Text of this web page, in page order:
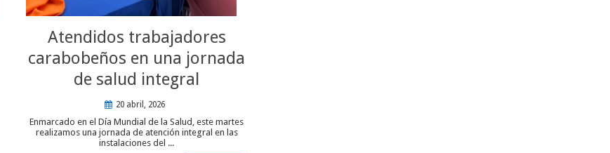
Atendidos trabajadores
carabobeños en una jornada
de salud integral
20 abril, 2026
Enmarcado en el Día Mundial de la Salud, este martes
realizamos una jornada de atención integral en las
instalaciones del ...